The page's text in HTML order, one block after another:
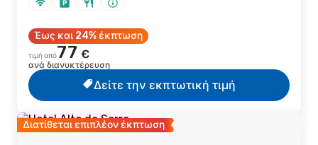
Έως και 24% έκπτωση
τιμή από77 €
ανά διανυκτέρευση
Δείτε την εκπτωτική τιμή
Διατίθεται επιπλέον έκπτωση